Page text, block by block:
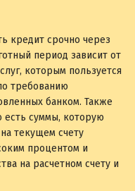
кредит срочно через
период зависит от
которым пользуется
требованию
банком. Также
есть суммы, которую
текущем счету
процентом и
на расчетном счету и